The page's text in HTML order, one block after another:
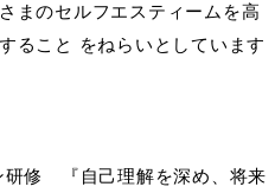
まのセルフエスティームを高
ること をねらいとしています
研修 『自己理解を深め、将来